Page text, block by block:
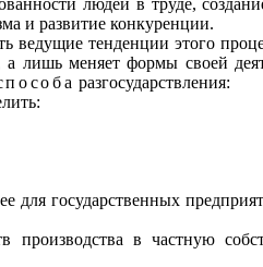
людей в труде,
и развитие конкуренции.
ведущие тен­денции этого
лишь меняет формы своей
разгосударствления:
для государственных
производства в частную